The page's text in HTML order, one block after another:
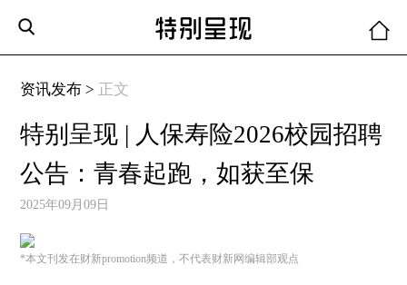
资讯发布 > 正文
特别呈现 | 人保寿险2026校园招聘
公告：青春起跑，如获至保
2025年09月09日
*本文刊发在财新promotion频道，不代表财新网编辑部观点